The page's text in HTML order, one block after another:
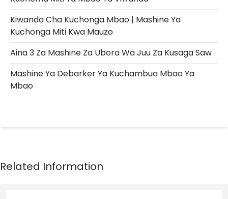
Kiwanda Cha Kuchonga Mbao | Mashine Ya
Kuchonga Miti Kwa Mauzo
Aina 3 Za Mashine Za Ubora Wa Juu Za Kusaga Saw
Mashine Ya Debarker Ya Kuchambua Mbao Ya
Mbao